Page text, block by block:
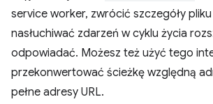
service worker, zwrócić szczegóły
nasłuchiwać zdarzeń w cyklu życia
odpowiadać. Możesz też użyć tego
przekonwertować ścieżkę względną
pełne adresy URL.